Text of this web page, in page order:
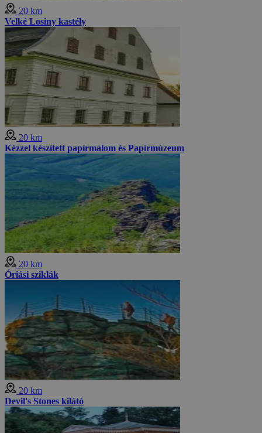
20 km
Velké Losiny kastély
20 km
Kézzel készített papírmalom és Papírmúzeum
20 km
Óriási sziklák
20 km
Devil's Stones kilátó